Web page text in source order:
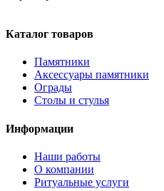
Каталог товаров
Памятники
Аксессуары памятники
Ограды
Столы и стулья
Информации
Наши работы
О компании
Ритуальные услуги